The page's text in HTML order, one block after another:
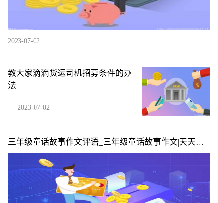
2023-07-02
教大家滴滴货运司机招募条件的办
法
2023-07-02
三年级童话故事作文评语_三年级童话故事作文|天天播
资讯